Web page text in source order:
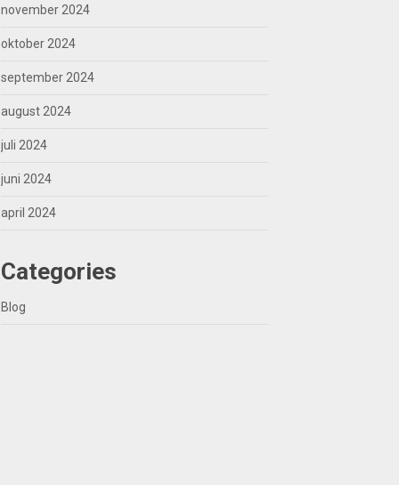
november 2024
oktober 2024
september 2024
august 2024
juli 2024
juni 2024
april 2024
Categories
Blog